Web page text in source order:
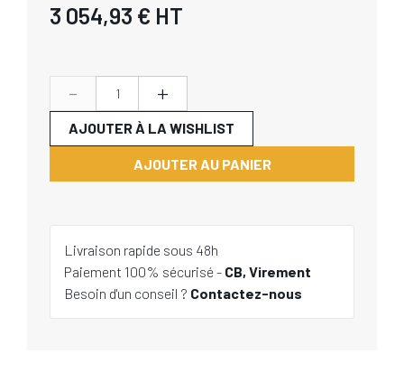
3 054,93 € HT
- +
AJOUTER AU PANIER
AJOUTER À LA WISHLIST
Livraison rapide sous 48h
Paiement 100% sécurisé - CB, Virement
Besoin d'un conseil ? Contactez-nous